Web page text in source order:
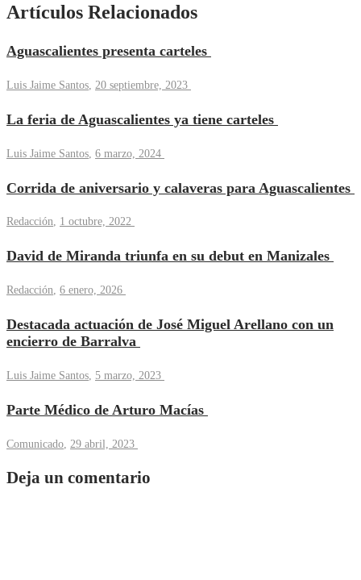
Artículos Relacionados
Aguascalientes presenta carteles
Luis Jaime Santos 20 septiembre, 2023
La feria de Aguascalientes ya tiene carteles
Luis Jaime Santos 6 marzo, 2024
Corrida de aniversario y calaveras para Aguascalientes
Redacción, 1 octubre, 2022
David de Miranda triunfa en su debut en Manizales
Redacción, 6 enero, 2026
Destacada actuación de José Miguel Arellano con un
encierro de Barralva
Luis Jaime Santos, 5 marzo, 2023
Parte Médico de Arturo Macías
Comunicado, 29 abril, 2023
Deja un comentario